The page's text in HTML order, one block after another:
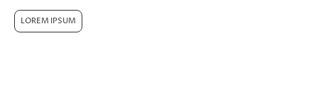
LOREM IPSUM